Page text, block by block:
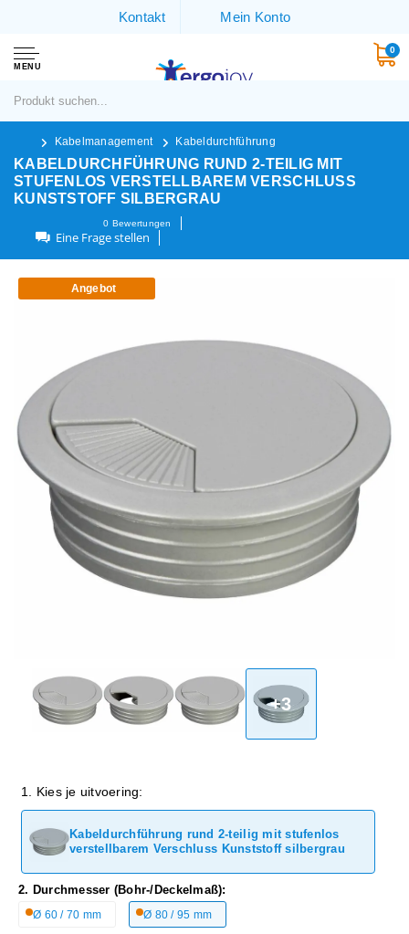
Kontakt Mein Konto
MENU
0
Kabelmanagement Kabeldurchführung
KABELDURCHFÜHRUNG RUND 2-TEILIG MIT
STUFENLOS VERSTELLBAREM VERSCHLUSS
KUNSTSTOFF SILBERGRAU
0 Bewertungen
Eine Frage stellen
Angebot
+3
1. Kies je uitvoering:
Kabeldurchführung rund 2-teilig mit stufenlos
verstellbarem Verschluss Kunststoff silbergrau
2. Durchmesser (Bohr-/Deckelmaß):
Ø 60 / 70 mm Ø 80 / 95 mm